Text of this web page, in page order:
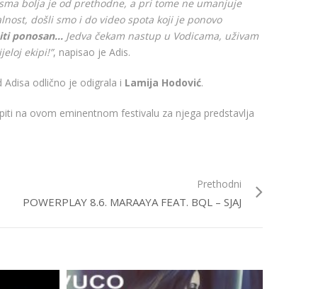
bolja je od prethodne, a pri tome ne umanjuje
došli smo i do video spota koji je ponovo
ponosan… Jedva čekam nastup u Vodicama, uživam
ekipi!”, napisao je Adis.
odlično je odigrala i Lamija Hodović.
na ovom eminentnom festivalu za njega predstavlja
Prethodni
POWERPLAY 8.6. MARAAYA FEAT. BQL – SJAJ